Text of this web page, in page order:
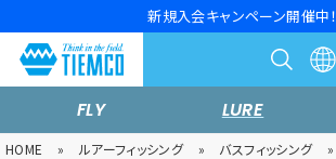
新規入会キャンペーン開催中！
FLY LURE
HOME » ルアーフィッシング » バスフィッシング »